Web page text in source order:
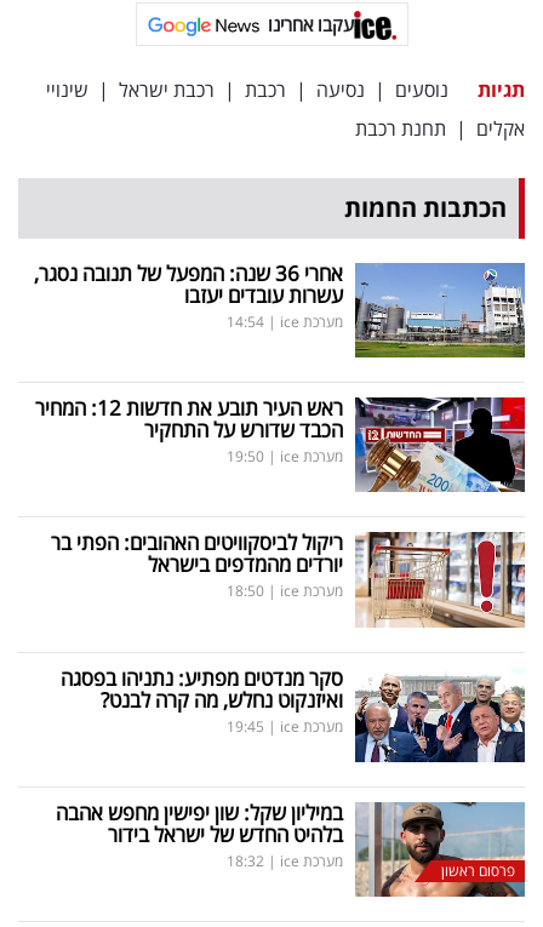
עקבו
אחרינו:
עקבו אחרינו
תגיות נוסעים | נסיעה | רכבת | רכבת ישראל | שינויי
אקלים | תחנת רכבת
הכתבות החמות
אחרי 36 שנה: המפעל של תנובה נסגר,
עשרות עובדים יעזבו
מערכת ice |
14:54
ראש העיר תובע את חדשות 12: המחיר
הכבד שדורש על התחקיר
מערכת ice |
19:50
ריקול לביסקוויטים האהובים: הפתי בר
יורדים מהמדפים בישראל
מערכת ice |
18:50
סקר מנדטים מפתיע: נתניהו בפסגה
ואיזנקוט נחלש, מה קרה לבנט?
מערכת ice |
19:45
פרסום ראשון
במיליון שקל: שון יפישין מחפש אהבה
בלהיט החדש של ישראל בידור
מערכת ice |
18:32